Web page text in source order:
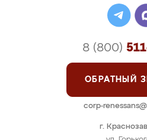
г.
8 (800)
ОБРАТНЫЙ
corp-